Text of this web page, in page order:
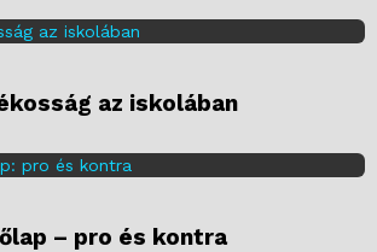
az iskolában
– pro és kontra